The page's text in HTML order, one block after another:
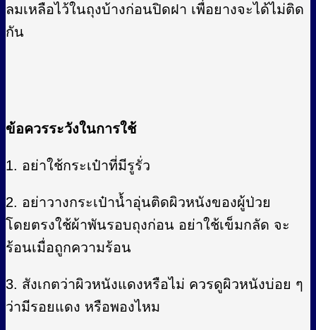
ลมเหลือไว้ในถุงบ้างก่อนปิดฝา เพื่อยางจะได้ไม่ติด
กัน
ข้อควรระวังในการใช้
1. อย่าใช้กระเป๋าที่มีรูรั่ว
2. อย่าวางกระเป๋าน้ำอุ่นติดผิวหนังของผู้ป่วย
โดยตรงใช้ผ้าพันรอบถุงก่อน อย่าใช้เข็มกลัด จะ
ร้อนเมื่อถูกความร้อน
3. สังเกตว่าผิวหนังแดงหรือไม่ ควรดูผิวหนังบ่อย ๆ
ว่ามีรอยแดง หรือพองไหม